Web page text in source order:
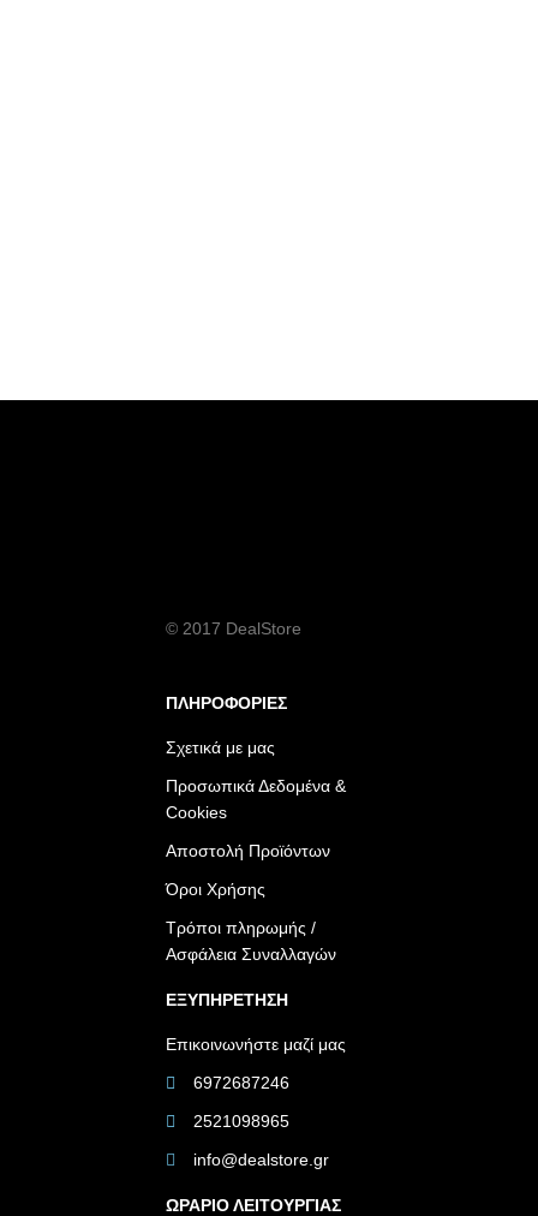
© 2017 DealStore
ΠΛΗΡΟΦΟΡΙΕΣ
Σχετικά με μας
Προσωπικά Δεδομένα &
Cookies
Αποστολή Προϊόντων
Όροι Χρήσης
Τρόποι πληρωμής /
Ασφάλεια Συναλλαγών
ΕΞΥΠΗΡΕΤΗΣΗ
Επικοινωνήστε μαζί μας
6972687246
2521098965
info@dealstore.gr
ΩΡΑΡΙΟ ΛΕΙΤΟΥΡΓΙΑΣ​